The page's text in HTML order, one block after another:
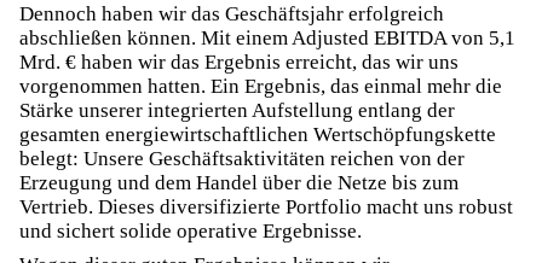
Dennoch haben wir das Geschäftsjahr erfolgreich
abschließen können. Mit einem Adjusted EBITDA von 5,1
Mrd. € haben wir das Ergebnis erreicht, das wir uns
vorgenommen hatten. Ein Ergebnis, das einmal mehr die
Stärke unserer integrierten Aufstellung entlang der
gesamten energiewirtschaftlichen Wertschöpfungskette
belegt: Unsere Geschäftsaktivitäten reichen von der
Erzeugung und dem Handel über die Netze bis zum
Vertrieb. Dieses diversifizierte Portfolio macht uns robust
und sichert solide operative Ergebnisse.